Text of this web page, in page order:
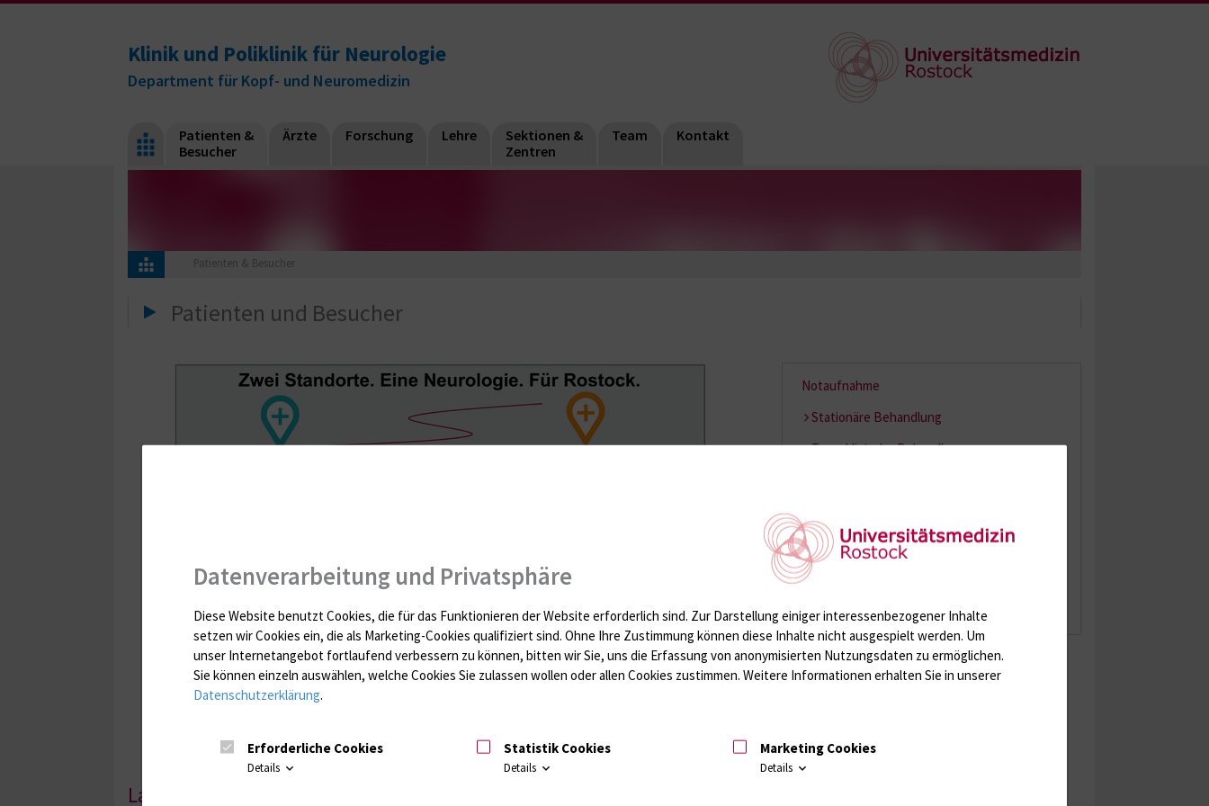
Klinik und Poliklinik für Neurologie
Department für Kopf- und Neuromedizin
Patienten &
Besucher
Ärzte Forschung Lehre
Sektionen &
Zentren
Team Kontakt
Patienten & Besucher
Patienten und Besucher
Lagepläne Campus Gehlsheimer Straße und Campus Schillingallee
Notaufnahme
Stationäre Behandlung
Tagesklinische Behandlung
Seelsorge
Ihr Feedback
Datenverarbeitung und Privatsphäre
Diese Website benutzt Cookies, die für das Funktionieren der Website erforderlich sind. Zur Darstellung einiger interessenbezogener Inhalte
setzen wir Cookies ein, die als Marketing-Cookies qualifiziert sind. Ohne Ihre Zustimmung können diese Inhalte nicht ausgespielt werden. Um
unser Internetangebot fortlaufend verbessern zu können, bitten wir Sie, uns die Erfassung von anonymisierten Nutzungsdaten zu ermöglichen.
Sie können einzeln auswählen, welche Cookies Sie zulassen wollen oder allen Cookies zustimmen. Weitere Informationen erhalten Sie in unserer
Datenschutzerklärung.
Erforderliche Cookies
Details
Statistik Cookies
Details
Marketing Cookies
Details